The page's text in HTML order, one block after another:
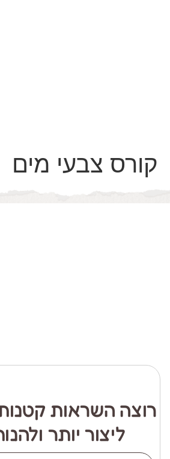
קורס צבעי מים
רוצה השראות
ליצור יותר